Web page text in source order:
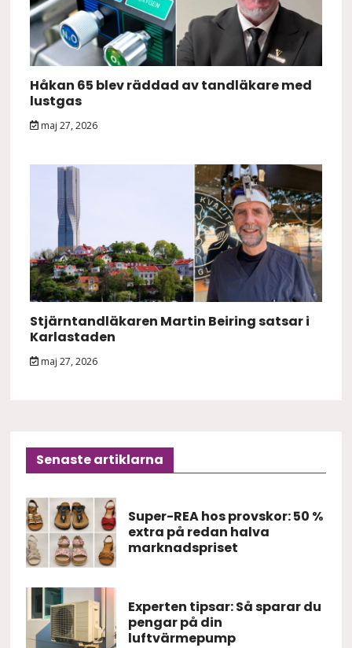
Håkan 65 blev räddad av tandläkare med
lustgas
maj 27, 2026
Stjärntandläkaren Martin Beiring satsar i
Karlastaden
maj 27, 2026
Senaste artiklarna
Super-REA hos provskor: 50 %
extra på redan halva
marknadspriset
Experten tipsar: Så sparar du
pengar på din
luftvärmepump